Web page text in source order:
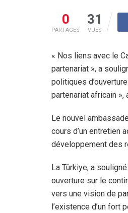
0
PARTAGES
31
VUES
« Nos liens avec le
partenariat », a
politiques
partenariat africain »,
Le nouvel
cours d’un entretien
développement des
La Türkiye, a
ouverture sur le
vers une vision de
l’existence d’un fort